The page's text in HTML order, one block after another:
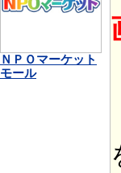
ＮＰＯマーケット
モール